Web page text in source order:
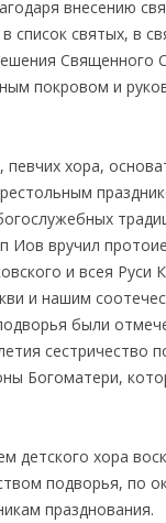
внесению
список святых, в
Священного
покровом и
хора,
Иов вручил
и всея Руси
и нашим
были
сестричество
Богоматери,
детского хора
подворья, по
празднования.